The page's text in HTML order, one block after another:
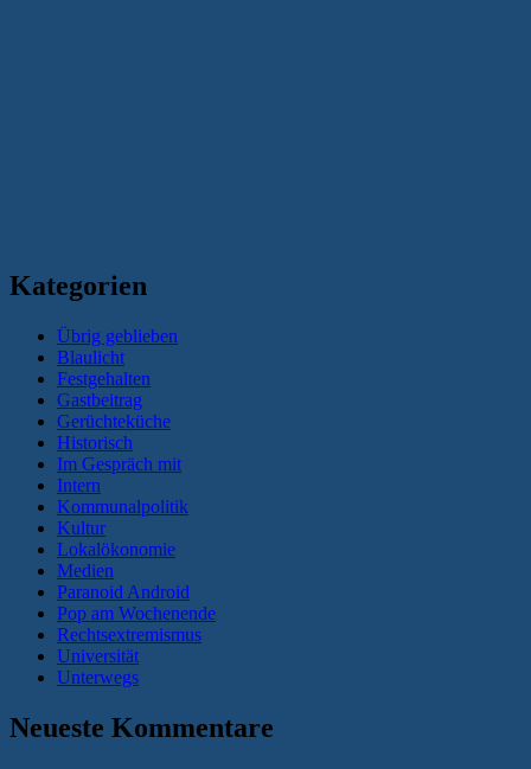
Kategorien
Übrig geblieben
Blaulicht
Festgehalten
Gastbeitrag
Gerüchteküche
Historisch
Im Gespräch mit
Intern
Kommunalpolitik
Kultur
Lokalökonomie
Medien
Paranoid Android
Pop am Wochenende
Rechtsextremismus
Universität
Unterwegs
Neueste Kommentare